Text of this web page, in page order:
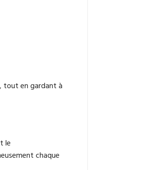
tout en gardant à
le
chaque